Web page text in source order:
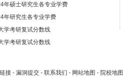
年硕士研究生各专业学费
年研究生各专业学费
学考研复试分数线
学考研复试分数线
接 - 漏洞提交 - 联系我们 - 网站地图 - 院校地图